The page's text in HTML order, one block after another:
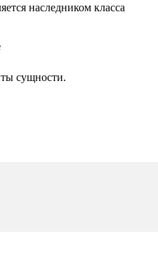
наследником класса
сущности.